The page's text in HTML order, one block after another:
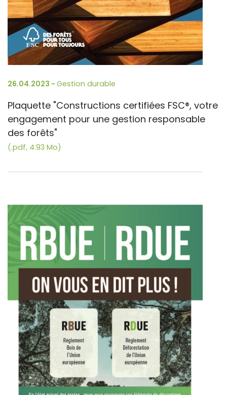
26.04.2023 - Gestion durable
Plaquette "Constructions certifiées FSC®, votre
engagement pour une gestion responsable
des forêts"
(.pdf, 4.93 Mo)